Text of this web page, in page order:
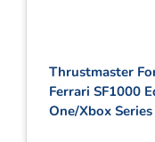
Thrustmaster
Ferrari SF1000
One/Xbox